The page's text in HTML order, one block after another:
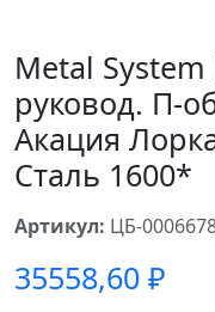
Metal
руковод. П-
Акация
Сталь 1600*
Артикул: ЦБ-
35558,60 ₽